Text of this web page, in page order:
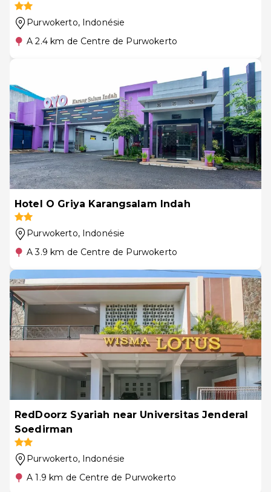
Purwokerto, Indonésie
A 2.4 km de Centre de Purwokerto
Hotel O Griya Karangsalam Indah
Purwokerto, Indonésie
A 3.9 km de Centre de Purwokerto
RedDoorz Syariah near Universitas Jenderal
Soedirman
Purwokerto, Indonésie
A 1.9 km de Centre de Purwokerto